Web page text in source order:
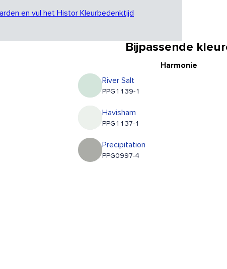
en vul het Histor Kleurbedenktijd
Bijpassende
Harmonie
River Salt
PPG1139-1
Havisham
PPG1137-1
Precipitation
PPG0997-4